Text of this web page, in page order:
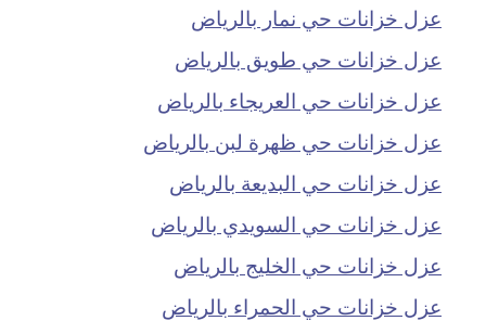
عزل خزانات حي نمار بالرياض
عزل خزانات حي طويق بالرياض
عزل خزانات حي العريجاء بالرياض
عزل خزانات حي ظهرة لبن بالرياض
عزل خزانات حي البديعة بالرياض
عزل خزانات حي السويدي بالرياض
عزل خزانات حي الخليج بالرياض
عزل خزانات حي الحمراء بالرياض